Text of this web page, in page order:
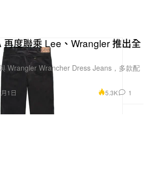
再度聯乘 Lee、Wrangler 推出全
Wrangler Wrancher Dress Jeans，多款配
1日 5.3K 1